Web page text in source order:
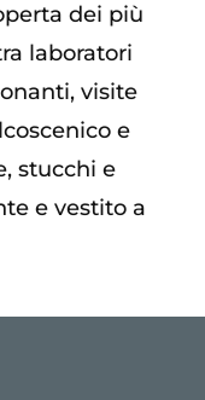
dei più
laboratori
visite
e
stucchi e
e vestito a